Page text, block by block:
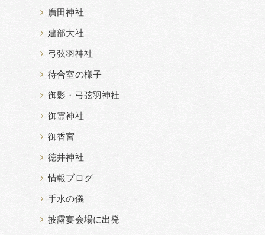
廣田神社
建部大社
弓弦羽神社
待合室の様子
御影・弓弦羽神社
御霊神社
御香宮
徳井神社
情報ブログ
手水の儀
披露宴会場に出発